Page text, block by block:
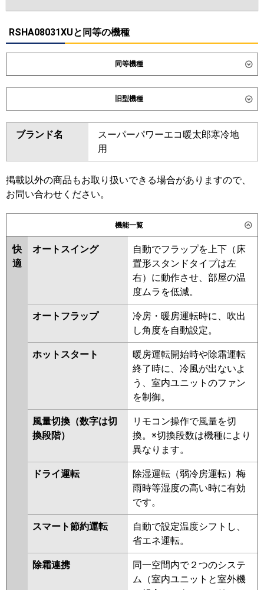
RSHA08031XUと同等の機種
同等機種
ダイキン SZRK80CNT SZRK80CT
SDRK80BBN
東芝 GSHA08011XU GSHA08011MUB
GSSA08013MUB GSSA08013XU
三菱電機 PMZ-HRMP80F6 PMZ-
HRMP80FF6 PMZ-ERMP80F6
PMZ-ERMP80FE6
日立 RCIS-GP80RHN5 RCIS-
GP80RSH11
三菱重工 FDTSV806H6S
PA-P80D7HC PA-P80D7HNC
旧型機種
ダイキン SZRK80BYT SZRK80BYNT
SZRK80BJT SZRK80BJNT
SDRK80B
SZRK80BFT SZRK80BFNT
SZRK80BCT SZRK80BCNT
RSHA08031MU RSSA08033MU
RSSA08033XU
RSHA08031X ASHA08054M
ASHA08054M-R ASHA08054X
ASHA08054X-R ASEA08037M
ASEA08037X RSSA08033M
RSSA08033X ASEA08057X
ASEA08057M ASSA08057M
ASSA08057X
三菱電機 PMZ-HRMP80FF5 PMZ-
HRMP80F5 PMZ-ERMP80F5
PMZ-ERMP80FE5 PMZ-
HRMP80FF4 PMZ-HRMP80F4
PMZ-ERMP80F4 PMZ-
ERMP80FE4 PMZ-HRMP80FF3
PMZ-HRMP80F3 PMZ-
ERMP80FE3 PMZ-ERMP80F3
PMZ-HRMP80FF2 PMZ-
HRMP80F2 PMZ-ERMP80FE2
PMZ-ERMP80F2
HRMP80FFZ
PMZ-ERMP80FEZ PMZ-
ERMP80FZ PMZ-HRMP80FFY
PMZ-HRMP80FY PMZ-ERMP80FY
PMZ-ERMP80FEY PMZ-
HRMP80FFV PMZ-HRMP80FV
ブランド名
スーパーパワーエコ暖太郎寒冷地
用
掲載以外の商品もお取り扱いできる場合がありますので、
お問い合わせください。
機能一覧
快
適
オートスイング
自動でフラップを上下（床
置形スタンドタイプは左
右）に動作させ、部屋の温
度ムラを低減。
オートフラップ
冷房・暖房運転時に、吹出
し角度を自動設定。
ホットスタート
暖房運転開始時や除霜運転
終了時に、冷風が出ないよ
う、室内ユニットのファン
を制御。
風量切換（数字は切
換段階）
リモコン操作で風量を切
換。※切換段数は機種により
異なります。
ドライ運転
除湿運転（弱冷房運転）梅
雨時等湿度の高い時に有効
です。
スマート節約運転
自動で設定温度シフトし、
省エネ運転。
除霜連携
同一空間内で２つのシステ
ム（室内ユニットと室外機